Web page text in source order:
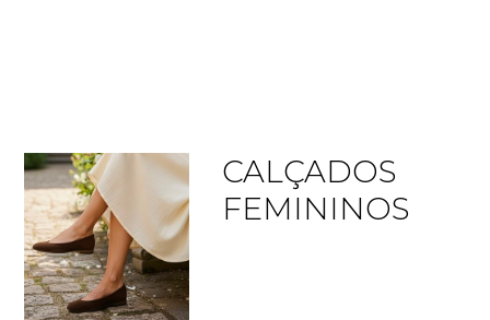
CALÇADOS
FEMININOS